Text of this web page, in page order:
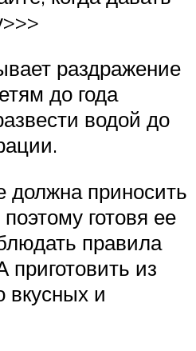
раздражение
до года
водой до
должна приносить
готовя ее
правила
приготовить из
вкусных и